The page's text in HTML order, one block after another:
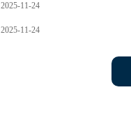
2025-11-24
2025-11-24